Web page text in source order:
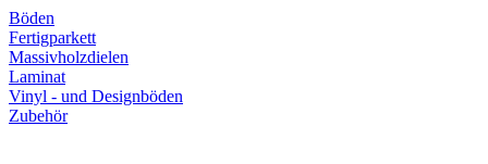
Böden
Fertigparkett
Massivholzdielen
Laminat
Vinyl - und Designböden
Zubehör